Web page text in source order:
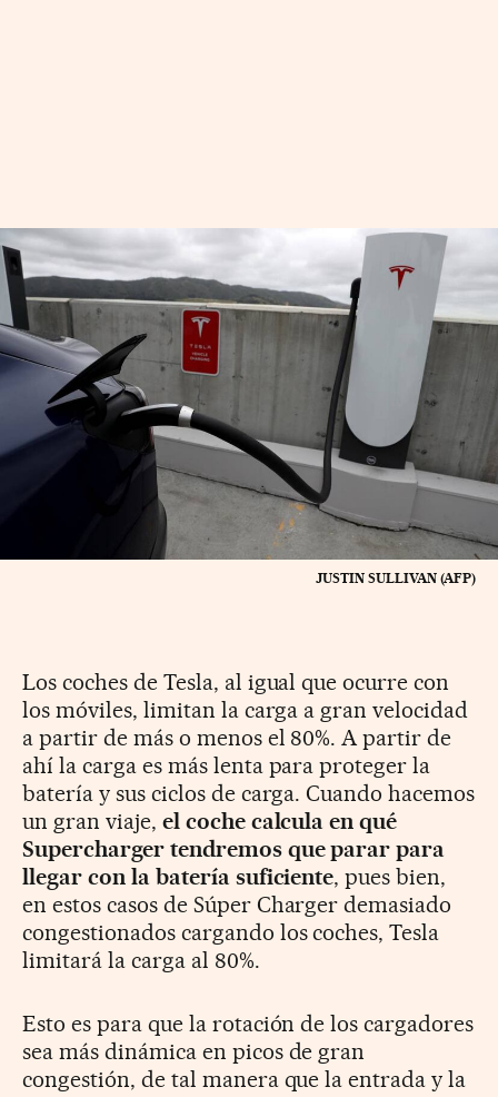
JUSTIN SULLIVAN (AFP)
Los coches de Tesla, al igual que ocurre con
los móviles, limitan la carga a gran velocidad
a partir de más o menos el 80%. A partir de
ahí la carga es más lenta para proteger la
batería y sus ciclos de carga. Cuando hacemos
un gran viaje, el coche calcula en qué
Supercharger tendremos que parar para
llegar con la batería suficiente, pues bien,
en estos casos de Súper Charger demasiado
congestionados cargando los coches, Tesla
limitará la carga al 80%.
Esto es para que la rotación de los cargadores
sea más dinámica en picos de gran
congestión, de tal manera que la entrada y la